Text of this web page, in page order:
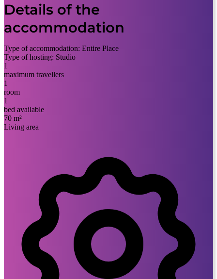
Details of the
accommodation
Type of accommodation: Entire Place
Type of hosting: Studio
1
maximum travellers
1
room
1
bed available
70 m²
Living area